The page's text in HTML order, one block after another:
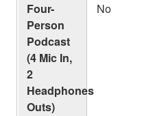
Four-
Person
Podcast
(4 Mic In,
2
Headphones
Outs)
No